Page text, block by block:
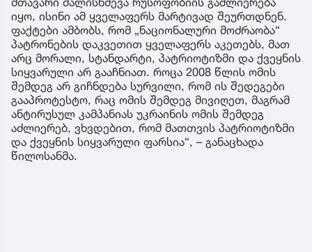
იყო, ისინი ამ ყველაფერს მარტივად შეურთდნენ.
ფაქტები ამბობს, რომ „ნაციონალური მოძრაობა“
პატრონების დაკვეთით ყველაფერს აკეთებს, მათ
არც მორალი, სტანდარტი, პატრიოტიზმი და ქვეყნის
სიყვარული არ გააჩნიათ. როცა 2008 წლის ომის
შემდეგ არ გიჩნდება სურვილი, რომ ის შედეგები
გააპროტესტო, რაც ომის შემდეგ მივიღეთ, მაგრამ
ანტირუსულ კამპანიას უკრაინის ომის შემდეგ
აძლიერებ, ვხვდებით, რომ მათთვის პატრიოტიზმი
და ქვეყნის სიყვარული ფარსია“, – განაცხადა
წილოსანმა.